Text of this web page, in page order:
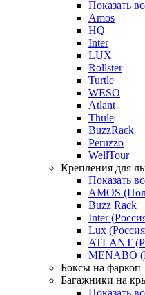
Показать
Amos
HQ
Inter
LUX
Rollster
Turtle
WESO
Atlant
Thule
BuzzRack
Peruzzo
WellTour
Крепления для
Показать
AMOS
Buzz Rack
Inter
Lux
ATLANT
MENABO
Боксы на фаркоп
Багажники на
Показать